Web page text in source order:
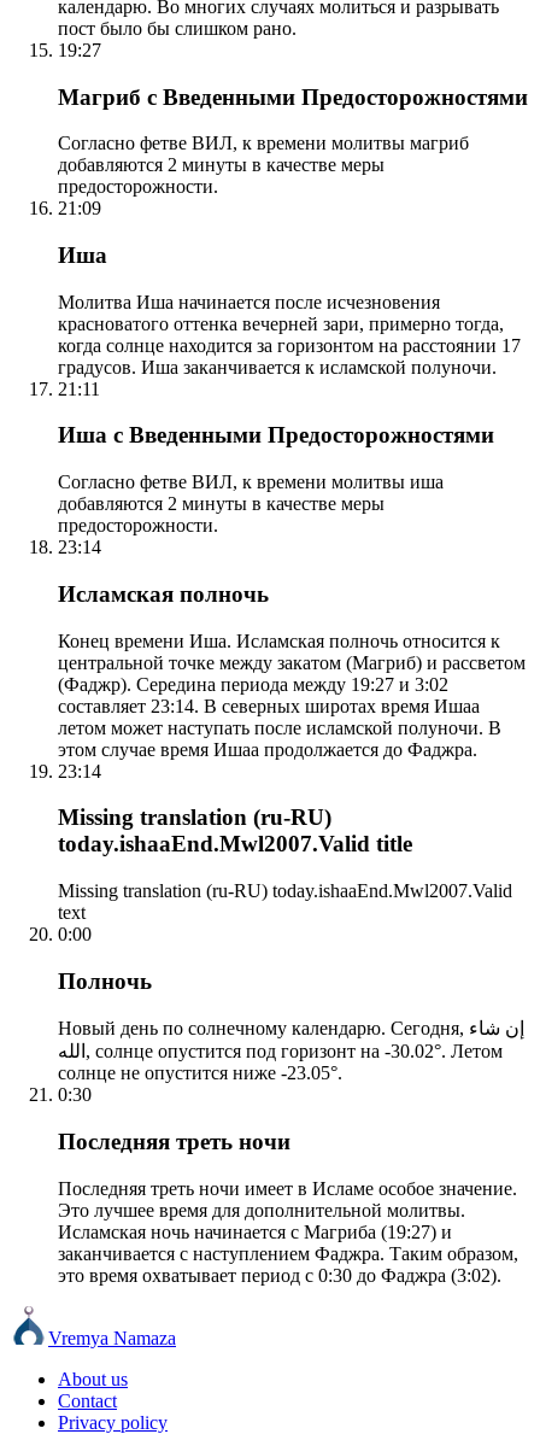
календарю. Во многих случаях молиться и разрывать
пост было бы слишком рано.
19:27
Магриб с Введенными Предосторожностями
Согласно фетве ВИЛ, к времени молитвы магриб
добавляются 2 минуты в качестве меры
предосторожности.
21:09
Иша
Молитва Иша начинается после исчезновения
красноватого оттенка вечерней зари, примерно тогда,
когда солнце находится за горизонтом на расстоянии 17
градусов. Иша заканчивается к исламской полуночи.
21:11
Иша с Введенными Предосторожностями
Согласно фетве ВИЛ, к времени молитвы иша
добавляются 2 минуты в качестве меры
предосторожности.
23:14
Исламская полночь
Конец времени Иша. Исламская полночь относится к
центральной точке между закатом (Магриб) и рассветом
(Фаджр). Середина периода между 19:27 и 3:02
составляет 23:14. В северных широтах время Ишаа
летом может наступать после исламской полуночи. В
этом случае время Ишаа продолжается до Фаджра.
23:14
Missing translation (ru-RU)
today.ishaaEnd.Mwl2007.Valid title
Missing translation (ru-RU) today.ishaaEnd.Mwl2007.Valid
text
0:00
Полночь
Новый день по солнечному календарю. Сегодня, إن شاء
الله, солнце опустится под горизонт на -30.02°. Летом
солнце не опустится ниже -23.05°.
0:30
Последняя треть ночи
Последняя треть ночи имеет в Исламе особое значение.
Это лучшее время для дополнительной молитвы.
Исламская ночь начинается с Магриба (19:27) и
заканчивается с наступлением Фаджра. Таким образом,
это время охватывает период с 0:30 до Фаджра (3:02).
Vremya Namaza
About us
Contact
Privacy policy